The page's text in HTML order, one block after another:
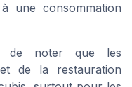
une consommation
de noter que les
de la restauration